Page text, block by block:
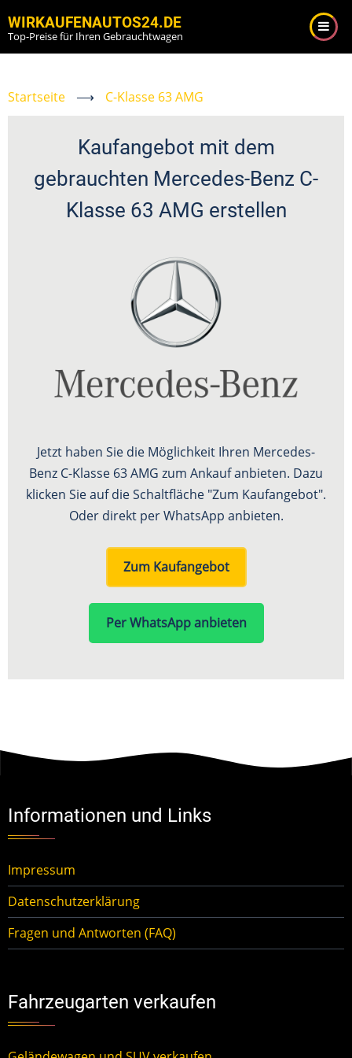
zum
Inhalt
WIRKAUFENAUTOS24.DE
Top-Preise für Ihren Gebrauchtwagen
Startseite ⟶ C-Klasse 63 AMG
Kaufangebot mit dem
gebrauchten Mercedes-Benz C-
Klasse 63 AMG erstellen
Jetzt haben Sie die Möglichkeit Ihren Mercedes-
Benz C-Klasse 63 AMG zum Ankauf anbieten. Dazu
klicken Sie auf die Schaltfläche "Zum Kaufangebot".
Oder direkt per WhatsApp anbieten.
Zum Kaufangebot
Per WhatsApp anbieten
Informationen und Links
Impressum
Datenschutzerklärung
Fragen und Antworten (FAQ)
Fahrzeugarten verkaufen